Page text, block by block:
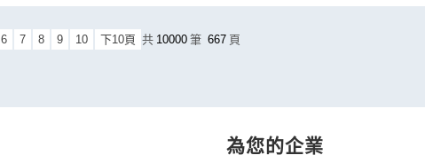
6 7 8 9 10 下10頁 共 10000 筆 667 頁
為您的企業